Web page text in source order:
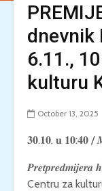
dnevnik
6.11.,
kulturu
October 13, 2025
𝟑𝟎.𝟏𝟎. 𝐮 𝟏𝟎:𝟒𝟎 /
𝑷𝒓𝒆𝒕𝒑𝒓𝒆𝒅𝒎𝒊𝒋𝒆𝒓𝒂
Centru za